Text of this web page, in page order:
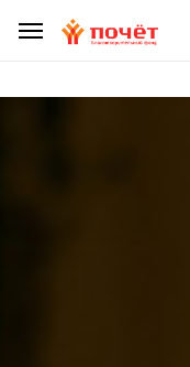
ЖЕРТВОЙ МОШЕННИКОВ